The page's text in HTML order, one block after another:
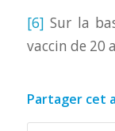
[6] Sur la
vaccin de 20
Partager cet